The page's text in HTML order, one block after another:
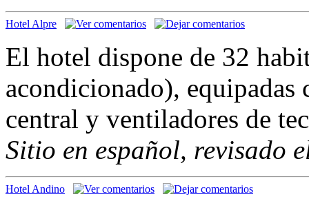
Hotel Alpre
El hotel dispone de 32
acondicionado),
central y ventiladores de
Sitio en español, revisado
Hotel Andino